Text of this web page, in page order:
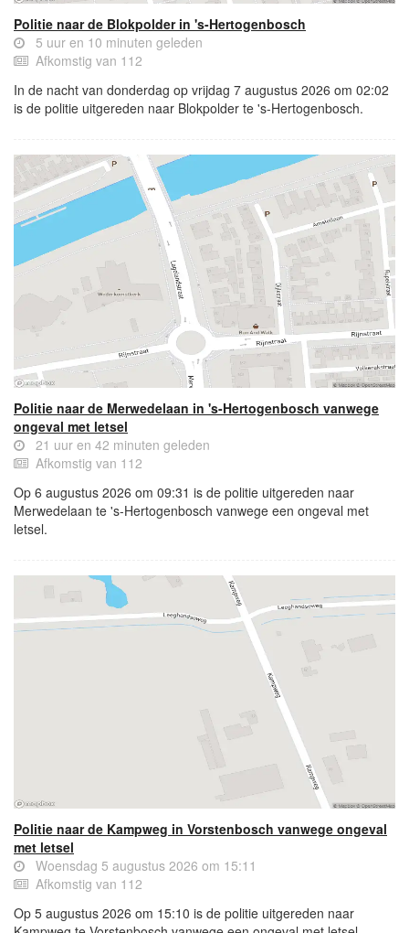
Politie naar de Blokpolder in 's-Hertogenbosch
5 uur en 10 minuten geleden
Afkomstig van 112
In de nacht van donderdag op vrijdag 7 augustus 2026 om 02:02
is de politie uitgereden naar Blokpolder te 's-Hertogenbosch.
Politie naar de Merwedelaan in 's-Hertogenbosch vanwege
ongeval met letsel
21 uur en 42 minuten geleden
Afkomstig van 112
Op 6 augustus 2026 om 09:31 is de politie uitgereden naar
Merwedelaan te 's-Hertogenbosch vanwege een ongeval met
letsel.
Politie naar de Kampweg in Vorstenbosch vanwege ongeval
met letsel
Woensdag 5 augustus 2026 om 15:11
Afkomstig van 112
Op 5 augustus 2026 om 15:10 is de politie uitgereden naar